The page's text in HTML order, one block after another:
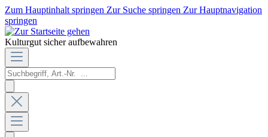
Zum Hauptinhalt springen Zur Suche springen Zur Hauptnavigation
springen
Kulturgut sicher aufbewahren